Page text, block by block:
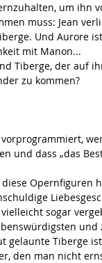
um ihn
muss: Jean
Und Aurore
mit Manon...
Tiberge, der auf
zu kommen?
und dass „das
Opernfiguren
sogar
gelaunte Tiberge
den man nicht